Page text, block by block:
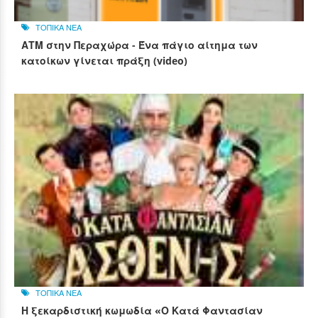
ΤΟΠΙΚΑ ΝΕΑ
ΑΤΜ στην Περαχώρα - Ένα πάγιο αίτημα των
κατοίκων γίνεται πράξη (video)
ΤΟΠΙΚΑ ΝΕΑ
Η ξεκαρδιστική κωμωδία «Ο Κατά Φαντασίαν